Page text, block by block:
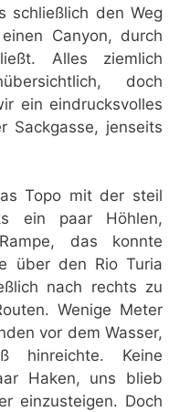
schließlich den Weg
Canyon, durch
Alles ziemlich
doch
ein eindrucksvolles
Sackgasse, jenseits
Topo mit der steil
ein paar Höhlen,
das konnte
über den Rio Turia
nach rechts zu
Wenige Meter
vor dem Wasser,
hinreichte. Keine
Haken, uns blieb
einzusteigen. Doch